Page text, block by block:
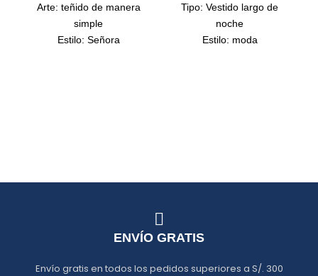
Arte: teñido de manera
simple
Estilo: Señora
Tipo: Vestido largo de
noche
Estilo: moda
ENVÍO GRATIS
Envío gratis en todos los pedidos superiores a S/. 300